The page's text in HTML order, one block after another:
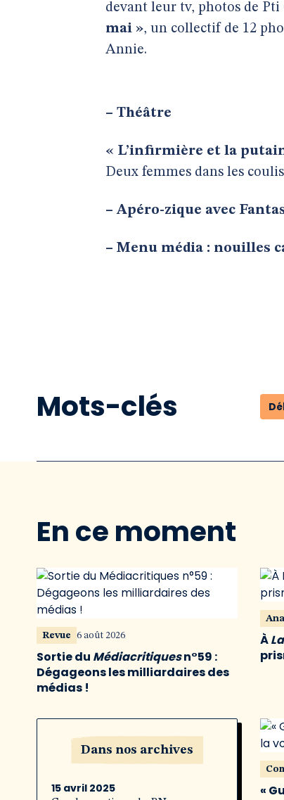
devant leur tv, photos de Pti
mai », un collectif de 12
Annie.
– Théâtre
« L’infirmière et la
Deux femmes dans les
– Apéro-zique avec
– Menu média : nouilles
Mots-clés
En ce moment
Revue 6 août 2026
Sortie du Médiacritiquesn°59 :
Dégageons les milliardaires des
médias !
À
Dans nos archives
15 avril 2025
«